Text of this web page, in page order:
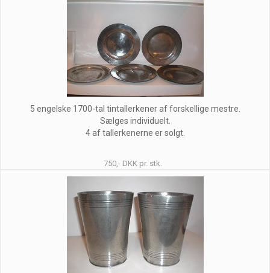
5 engelske 1700-tal tintallerkener af forskellige mestre.
Sælges individuelt.
4 af tallerkenerne er solgt.
750,- DKK pr. stk.